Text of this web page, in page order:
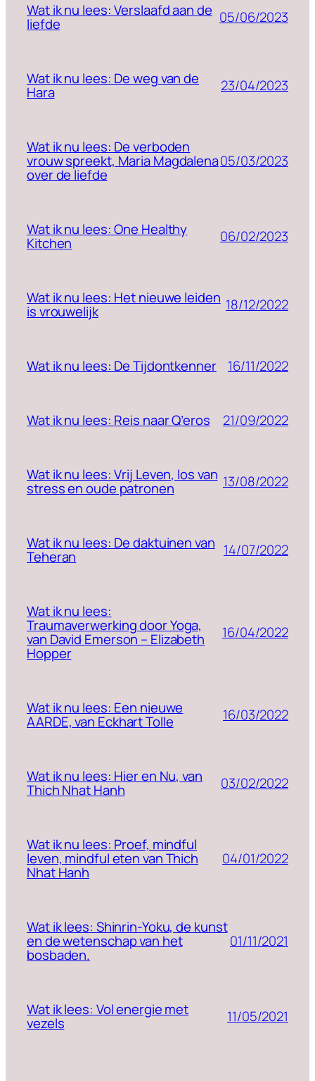
Wat ik nu lees: Verslaafd aan de
liefde 05/06/2023
Wat ik nu lees: De weg van de
Hara 23/04/2023
Wat ik nu lees: De verboden
vrouw spreekt, Maria Magdalena
over de liefde
05/03/2023
Wat ik nu lees: One Healthy
Kitchen 06/02/2023
Wat ik nu lees: Het nieuwe leiden
is vrouwelijk 18/12/2022
Wat ik nu lees: De Tijdontkenner 16/11/2022
Wat ik nu lees: Reis naar Q’eros 21/09/2022
Wat ik nu lees: Vrij Leven, los van
stress en oude patronen 13/08/2022
Wat ik nu lees: De daktuinen van
Teheran 14/07/2022
Wat ik nu lees:
Traumaverwerking door Yoga,
van David Emerson – Elizabeth
Hopper
16/04/2022
Wat ik nu lees: Een nieuwe
AARDE, van Eckhart Tolle 16/03/2022
Wat ik nu lees: Hier en Nu, van
Thich Nhat Hanh 03/02/2022
Wat ik nu lees: Proef, mindful
leven, mindful eten van Thich
Nhat Hanh
04/01/2022
Wat ik lees: Shinrin-Yoku, de kunst
en de wetenschap van het
bosbaden.
01/11/2021
Wat ik lees: Vol energie met
vezels 11/05/2021